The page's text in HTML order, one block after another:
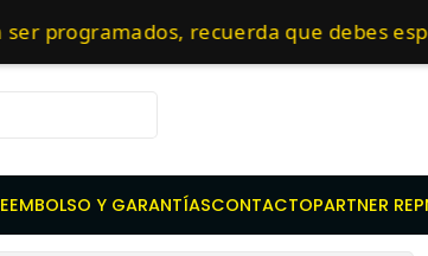
recuerda que debes
Y GARANTÍASCONTACTOPARTNER
en un máximo de 24 hrs hábiles.
Discos toma Fuerza New Holland NH 5610 5630